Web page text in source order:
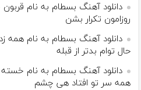
دانلود آهنگ بسطام به نام
روزامون تکرار بشن
دانلود آهنگ بسطام به نام همه
حال توام بدتر از قبله
دانلود آهنگ بسطام به نام خسته
همه سر تو افتاد هی چشم